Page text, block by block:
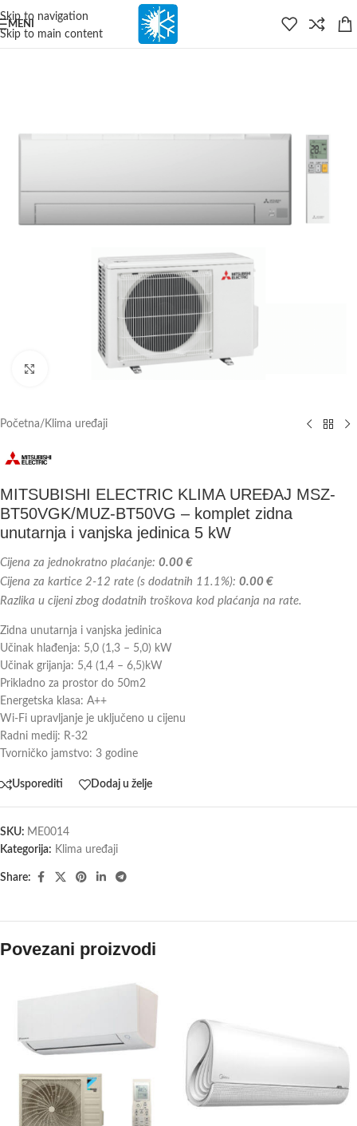
content
Skip to navigation
Skip to main content
MENI
Kliknite za veću sliku
Početna/ Klima uređaji
MITSUBISHI ELECTRIC KLIMA UREĐAJ MSZ-
BT50VGK/MUZ-BT50VG – komplet zidna
unutarnja i vanjska jedinica 5 kW
Cijena za jednokratno plaćanje: 0.00 €
Cijena za kartice 2-12 rate (s dodatnih 11.1%): 0.00 €
Razlika u cijeni zbog dodatnih troškova kod plaćanja na rate.
Zidna unutarnja i vanjska jedinica
Učinak hlađenja: 5,0 (1,3 – 5,0) kW
Učinak grijanja: 5,4 (1,4 – 6,5)kW
Prikladno za prostor do 50m2
Energetska klasa: A++
Wi-Fi upravljanje je uključeno u cijenu
Radni medij: R-32
Tvorničko jamstvo: 3 godine
Usporediti Dodaj u želje
SKU: ME0014
Kategorija: Klima uređaji
Share:
Povezani proizvodi